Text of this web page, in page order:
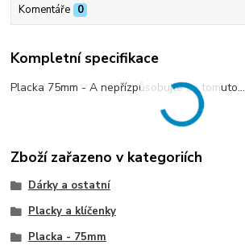
Komentáře 0
Kompletní specifikace
Placka 75mm - A nepřízpůsobujte se tomuto...
Zboží zařazeno v kategoriích
Dárky a ostatní
Placky a klíčenky
Placka - 75mm